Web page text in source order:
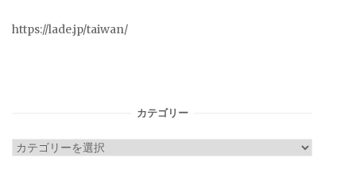
https://lade.jp/taiwan/
カテゴリー
カ